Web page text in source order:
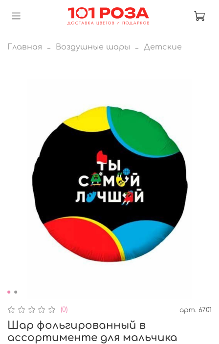
Главная Воздушные шары Детские
(0) арт. 6701
Шар фольгированный в
ассортименте для мальчика